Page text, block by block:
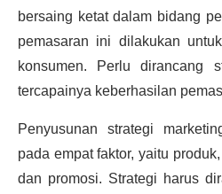
bersaing ketat dalam bidang
pemasaran ini dilakukan
konsumen. Perlu dirancang
tercapainya keberhasilan
Penyusunan strategi
pada empat faktor, yaitu
dan promosi. Strategi harus